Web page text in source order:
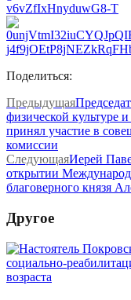
Поделиться:
Предыдущая
физической культуре
принял участие в
комиссии
СледующаяИерей
открытии
благоверного князя
Другое